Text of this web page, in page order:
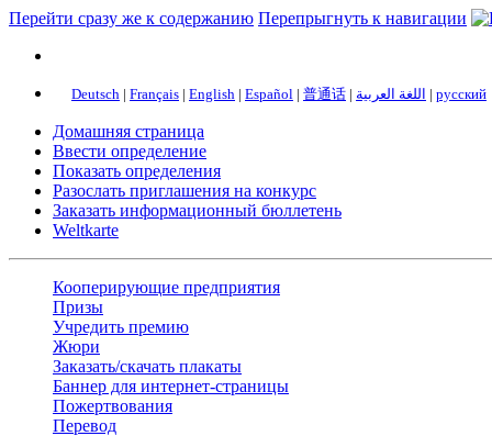
Перейти сразу же к содержанию Перепрыгнуть к навигации
Deutsch | Français | English | Español | 普通话 | اللغة العربية | русский
Домашняя страница
Ввести определение
Показать определения
Разослать приглашения на конкурс
Заказать информационный бюллетень
Weltkarte
Кооперирующие предприятия
Призы
Учредить премию
Жюри
Заказать/скачать плакаты
Баннер для интернет-страницы
Пожертвования
Перевод